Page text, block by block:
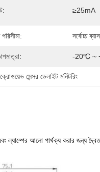
≥25mA
সর্বোচ্চ
-20℃ ~
সেন্সর ডেলাইট মনিটরিং
আলো পার্থক্য করার জন্য